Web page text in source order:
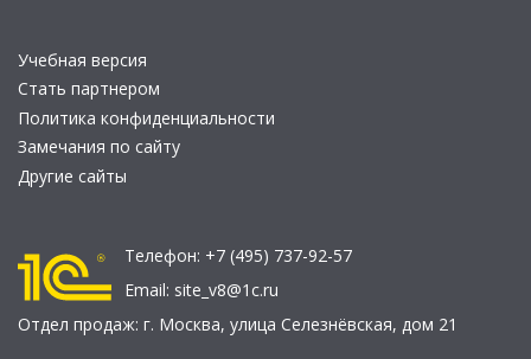
Учебная версия
Стать партнером
Политика конфиденциальности
Замечания по сайту
Другие сайты
Телефон: +7 (495) 737-92-57
Email: site_v8@1c.ru
Отдел продаж: г. Москва, улица Селезнёвская, дом 21